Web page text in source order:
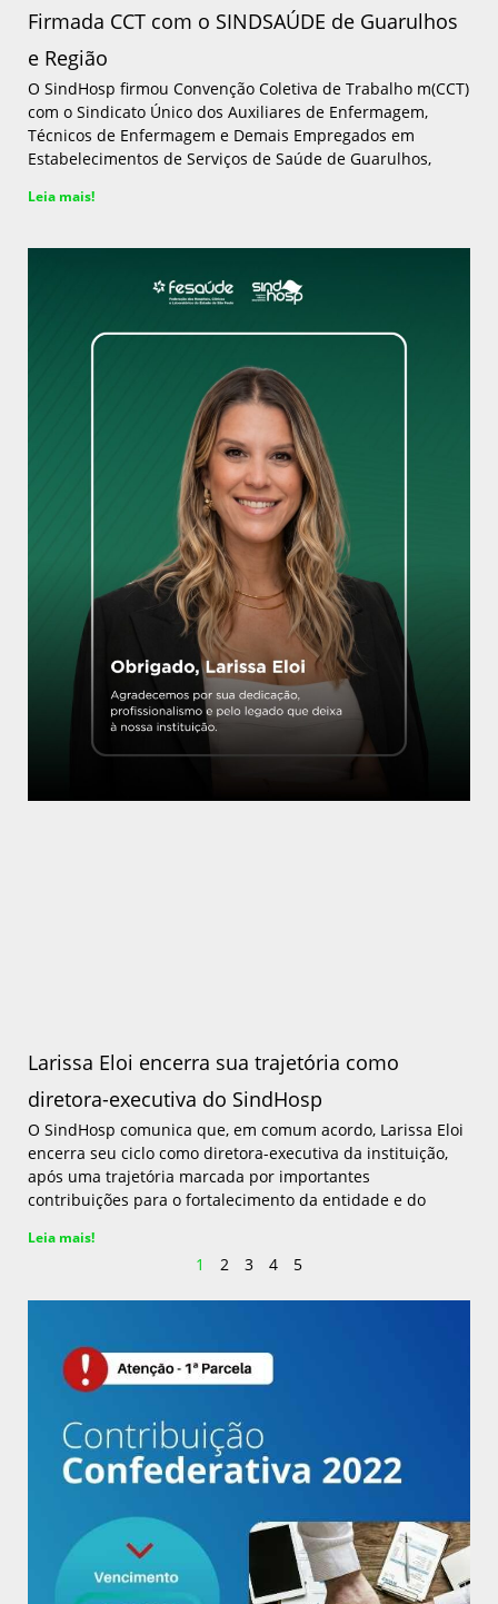
Firmada CCT com o SINDSAÚDE de Guarulhos
e Região
O SindHosp firmou Convenção Coletiva de Trabalho m(CCT)
com o Sindicato Único dos Auxiliares de Enfermagem,
Técnicos de Enfermagem e Demais Empregados em
Estabelecimentos de Serviços de Saúde de Guarulhos,
Leia mais!
Larissa Eloi encerra sua trajetória como
diretora-executiva do SindHosp
O SindHosp comunica que, em comum acordo, Larissa Eloi
encerra seu ciclo como diretora-executiva da instituição,
após uma trajetória marcada por importantes
contribuições para o fortalecimento da entidade e do
Leia mais!
1 2 3 4 5